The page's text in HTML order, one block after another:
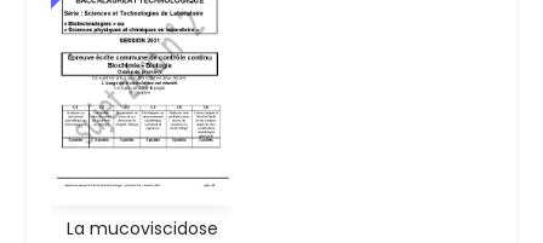
La mucoviscidose